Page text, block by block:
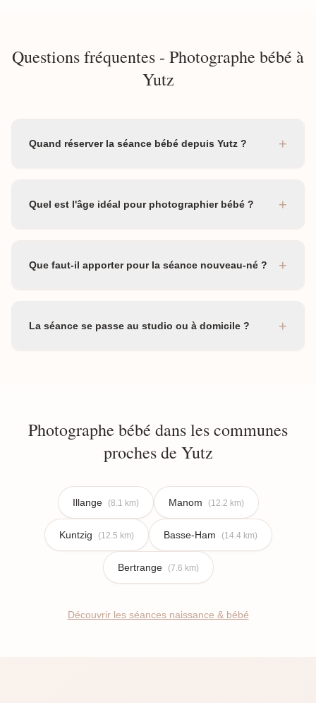
Questions fréquentes - Photographe bébé à
Yutz
Quand réserver la séance bébé depuis Yutz ? +
Quel est l'âge idéal pour photographier bébé ? +
Que faut-il apporter pour la séance nouveau-né ? +
La séance se passe au studio ou à domicile ? +
Photographe bébé dans les communes
proches de Yutz
Illange (8.1 km) Manom (12.2 km)
Kuntzig (12.5 km) Basse-Ham (14.4 km)
Bertrange (7.6 km)
Découvrir les séances naissance & bébé